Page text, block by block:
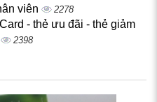
viên
2278
- thẻ ưu đãi - thẻ giảm
2398